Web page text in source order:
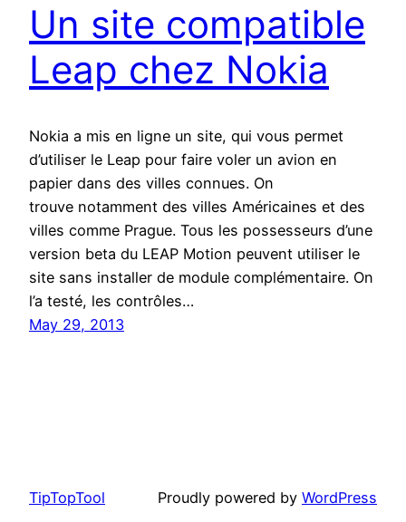
Un site compatible
Leap chez Nokia
Nokia a mis en ligne un site, qui vous permet
d’utiliser le Leap pour faire voler un avion en
papier dans des villes connues. On
trouve notamment des villes Américaines et des
villes comme Prague. Tous les possesseurs d’une
version beta du LEAP Motion peuvent utiliser le
site sans installer de module complémentaire. On
l’a testé, les contrôles…
May 29, 2013
TipTopTool Proudly powered by WordPress